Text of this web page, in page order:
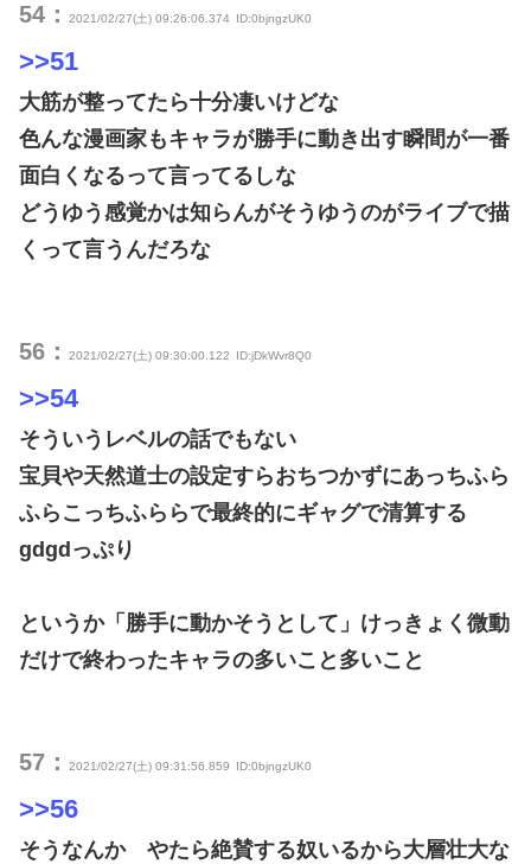
54： 2021/02/27(土) 09:26:06.374 ID:0bjngzUK0
>>51
大筋が整ってたら十分凄いけどな
色んな漫画家もキャラが勝手に動き出す瞬間が一番
面白くなるって言ってるしな
どうゆう感覚かは知らんがそうゆうのがライブで描
くって言うんだろな
56： 2021/02/27(土) 09:30:00.122 ID:jDkWvr8Q0
>>54
そういうレベルの話でもない
宝貝や天然道士の設定すらおちつかずにあっちふら
ふらこっちふららで最終的にギャグで清算する
gdgdっぷり
というか「勝手に動かそうとして」けっきょく微動
だけで終わったキャラの多いこと多いこと
57： 2021/02/27(土) 09:31:56.859 ID:0bjngzUK0
>>56
そうなんか やたら絶賛する奴いるから大層壮大な